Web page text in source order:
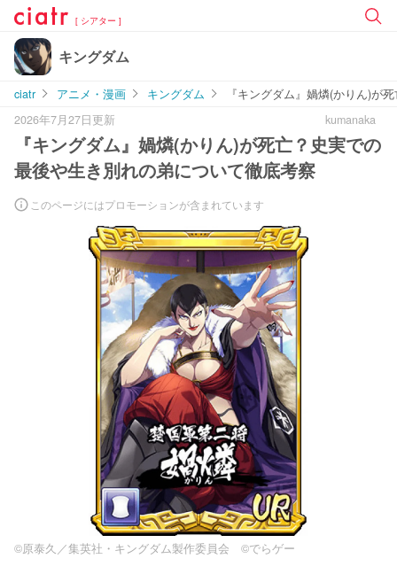
[ シアター ]
キングダム
ciatr アニメ・漫画 キングダム
『キングダム』媧燐(かりん)が
2026年7月27日更新
kumanaka
『キングダム』媧燐(かりん)が死亡？史実での
最後や生き別れの弟について徹底考察
このページにはプロモーションが含まれています
©原泰久／集英社・キングダム製作委員会 ©でらゲー